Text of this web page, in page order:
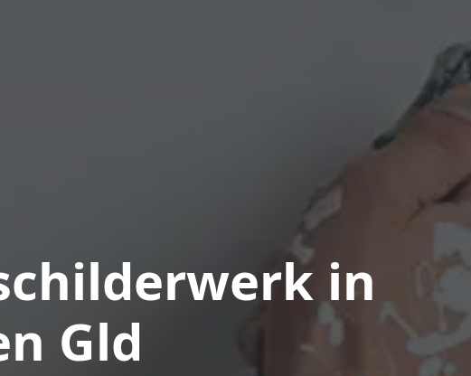
in
Gld